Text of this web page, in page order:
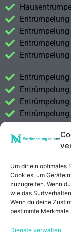
Um dir ein optimales
Cookies, um
zuzugreifen. Wenn
wie das
Wenn du deine
bestimmte
Dienste verwalten
Entrümpelung
Entrümpelung
Entrümpelung
Impressum